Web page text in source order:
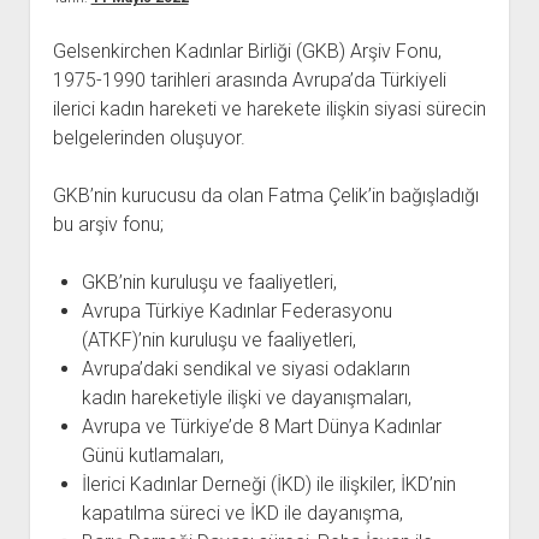
BARIŞ HAREKETLERİ ARŞİV FONU
DAVA DOSYALARI ARŞİV FONU
GÖRSEL-İŞİTSEL ARŞİV FONU
ARŞİVLERDEN YARARLANMA KOŞULLARI
SOL HAREKETLER KİTAPLIĞI
EMEK HAREKETİ KİTAPLIĞI
BARIŞ HAREKETİ KİTAPLIĞI
GENÇLİK HAREKETİ KİTAPLIĞI
ÖĞRETMEN HAREKETİ KİTAPLIĞI
AYDINLIK KÜLLİYATI KİTAPLIĞI
NÂZIM HİKMET KİTAPLIĞI
HİKMET KIVILCIMLI KİTAPLIĞI
KERİM SADİ KİTAPLIĞI
HAYDAR RİFAT KİTAPLIĞI
1940’LI YILLAR KİTAPLIĞI
YURTDIŞI KİTAPLIĞI
açılır
menüyü
ÜYE BAŞVURU FORMU
ARŞİVLERDEN YARARLANMA FORMU
KİTAP ABONE FORMU
aç
İLETİŞİM BİLGİLERİ
BANKA HESAPLARIMIZ
ÇALIŞMA GÜNLERİMİZ
Gelsenkirchen Kadınlar Birliği (GKB) Arşiv Fonu,
1975-1990 tarihleri arasında Avrupa’da Türkiyeli
ilerici kadın hareketi ve harekete ilişkin siyasi sürecin
belgelerinden oluşuyor.
GKB’nin kurucusu da olan Fatma Çelik’in bağışladığı
bu arşiv fonu;
GKB’nin kuruluşu ve faaliyetleri,
Avrupa Türkiye Kadınlar Federasyonu
(ATKF)’nin kuruluşu ve faaliyetleri,
Avrupa’daki sendikal ve siyasi odakların
kadın hareketiyle ilişki ve dayanışmaları,
Avrupa ve Türkiye’de 8 Mart Dünya Kadınlar
Günü kutlamaları,
İlerici Kadınlar Derneği (İKD) ile ilişkiler, İKD’nin
kapatılma süreci ve İKD ile dayanışma,